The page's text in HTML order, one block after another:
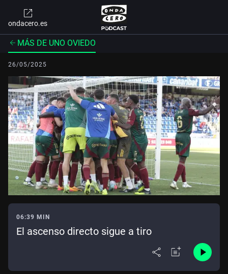
ondacero.es
MÁS DE UNO OVIEDO
26/05/2025
06:39 MIN
El ascenso directo sigue a tiro